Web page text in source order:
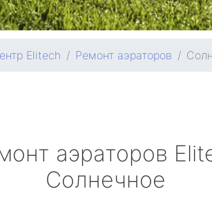
Elitech Ремонт аэраторов
аэраторов
Солнечное